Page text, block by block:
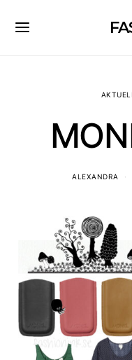
ALEXANDRA